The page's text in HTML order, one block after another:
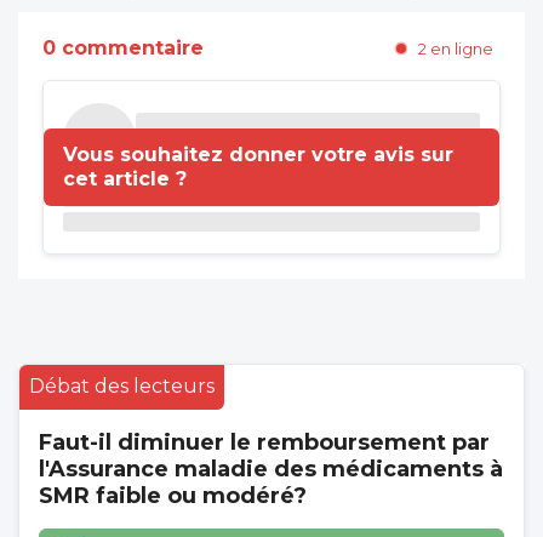
0 commentaire 2 en ligne
Vous souhaitez donner votre avis sur
cet article ?
Débat des lecteurs
Faut-il diminuer le remboursement par
l'Assurance maladie des médicaments à
SMR faible ou modéré?